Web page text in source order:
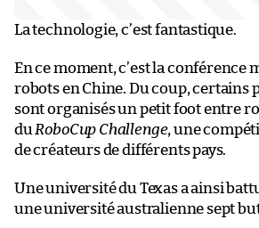
La technologie, c’est fantastique.
En ce moment, c’est la conférence
robots en Chine. Du coup, certains
sont organisés un petit foot entre
du RoboCup Challenge, une
de créateurs de différents pays.
Une université du Texas a ainsi
une université australienne sept